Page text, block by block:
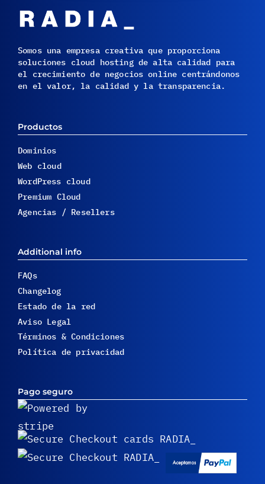
Somos una empresa creativa que proporciona
soluciones cloud hosting de alta calidad para
el crecimiento de negocios online centrándonos
en el valor, la calidad y la transparencia.
Productos
Dominios
Web cloud
WordPress cloud
Premium Cloud
Agencias / Resellers
Additional info
FAQs
Changelog
Estado de la red
Aviso Legal
Términos & Condiciones
Política de privacidad
Pago seguro